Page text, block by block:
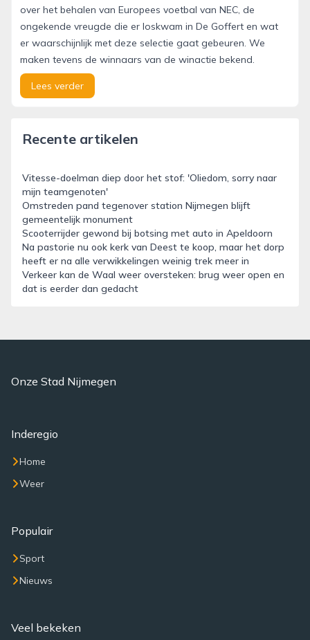
over het behalen van Europees voetbal van NEC, de
ongekende vreugde die er loskwam in De Goffert en wat
er waarschijnlijk met deze selectie gaat gebeuren. We
maken tevens de winnaars van de winactie bekend.
Lees verder
Recente artikelen
Vitesse-doelman diep door het stof: 'Oliedom, sorry naar
mijn teamgenoten'
Omstreden pand tegenover station Nijmegen blijft
gemeentelijk monument
Scooterrijder gewond bij botsing met auto in Apeldoorn
Na pastorie nu ook kerk van Deest te koop, maar het dorp
heeft er na alle verwikkelingen weinig trek meer in
Verkeer kan de Waal weer oversteken: brug weer open en
dat is eerder dan gedacht
Onze Stad Nijmegen
Inderegio
Home
Weer
Populair
Sport
Nieuws
Veel bekeken